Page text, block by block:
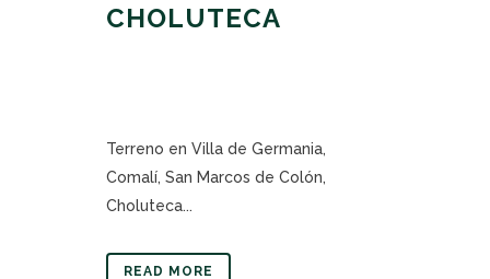
CHOLUTECA
Terreno en Villa de Germania,
Comalí, San Marcos de Colón,
Choluteca...
READ MORE